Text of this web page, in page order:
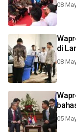
08
di
08
05